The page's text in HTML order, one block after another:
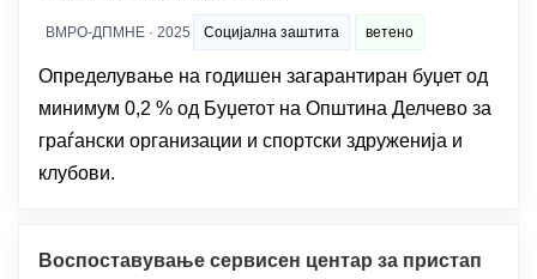
ВМРО-ДПМНЕ · 2025 Социјална заштита ветено
Определување на годишен загарантиран буџет од
минимум 0,2 % од Буџетот на Општина Делчево за
граѓански организации и спортски здруженија и
клубови.
Воспоставување сервисен центар за пристап